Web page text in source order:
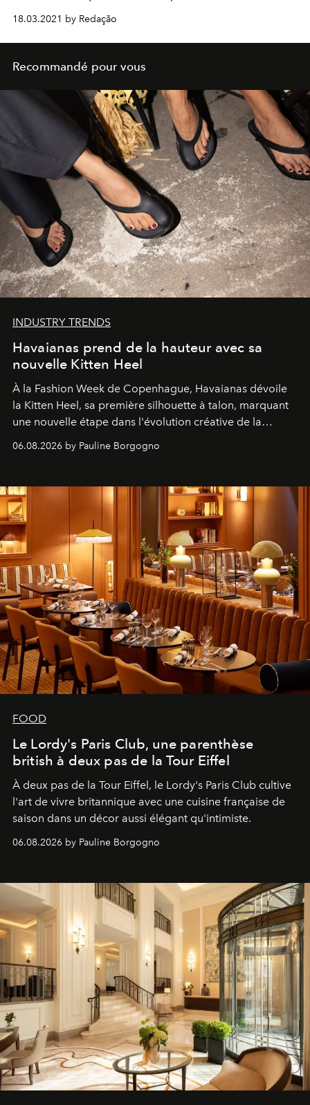
18.03.2021 by Redação
Recommandé pour vous
INDUSTRY TRENDS
Havaianas prend de la hauteur avec sa
nouvelle Kitten Heel
À la Fashion Week de Copenhague, Havaianas dévoile
la Kitten Heel, sa première silhouette à talon, marquant
une nouvelle étape dans l'évolution créative de la
06.08.2026 by Pauline Borgogno
FOOD
Le Lordy's Paris Club, une parenthèse
british à deux pas de la Tour Eiffel
À deux pas de la Tour Eiffel, le Lordy's Paris Club cultive
l'art de vivre britannique avec une cuisine française de
saison dans un décor aussi élégant qu'intimiste.
06.08.2026 by Pauline Borgogno